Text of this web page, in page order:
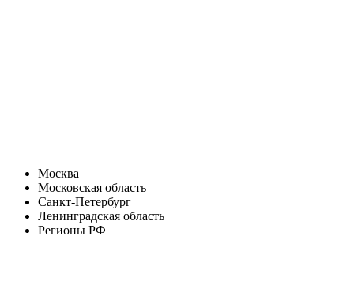
Москва
Московская область
Санкт-Петербург
Ленинградская область
Регионы РФ